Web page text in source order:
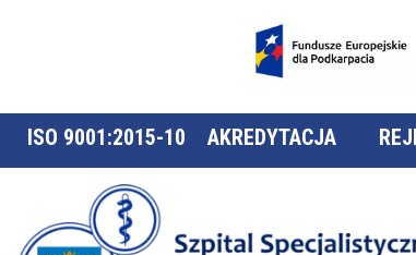
ISO 9001:2015-10 AKREDYTACJA